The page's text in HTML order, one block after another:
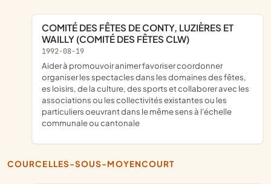
COMITÉ DES FÊTES DE CONTY, LUZIÈRES ET
WAILLY (COMITÉ DES FÊTES CLW)
1992-08-19
aider à promouvoir animer favoriser coordonner
organiser les spectacles dans les domaines des fêtes,
es loisirs, de la culture, des sports et collaborer avec les
associations ou les collectivités existantes ou les
particuliers oeuvrant dans le même sens à l'échelle
communale ou cantonale
COURCELLES-SOUS-MOYENCOURT